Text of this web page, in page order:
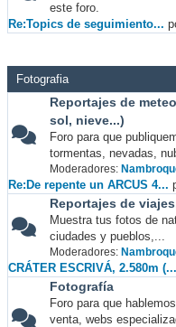
este foro.
Re:Topics de seguimiento...
Fotografia
Reportajes de
sol, nieve...)
Foro para que
tormentas, nevadas,
Moderadores:
Re:De repente un ARCUS 4...
Reportajes de
Muestra tus fotos de
ciudades y pueblos,...
Moderadores:
CRÁTER ESCRIVÁ, 2.580m (...
Fotografía
Foro para que
venta, webs